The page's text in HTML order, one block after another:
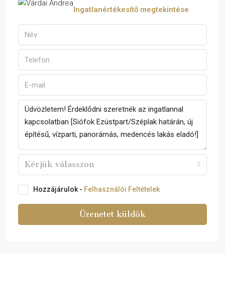
Ingatlanértékesítő megtekintése
Kérjük válasszon
Hozzájárulok - Felhasználói Feltételek
Üzenetet küldök